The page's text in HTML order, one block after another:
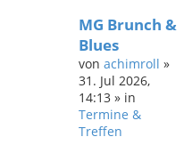
MG Brunch &
Blues
von achimroll »
31. Jul 2026,
14:13 » in
Termine &
Treffen